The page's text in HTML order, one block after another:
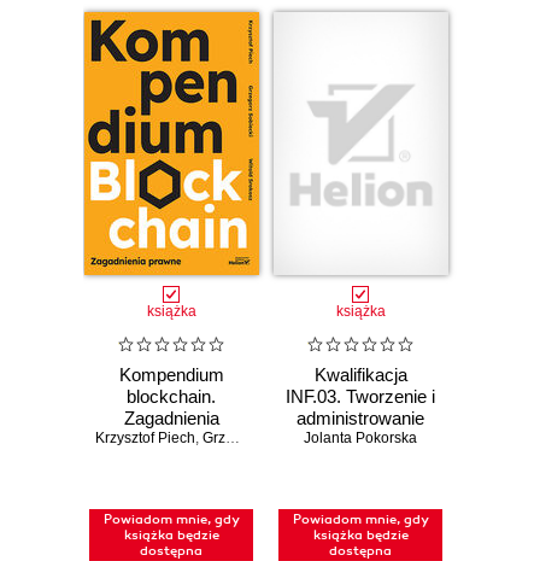
książka
Kompendium
blockchain.
Zagadnienia
prawne
Krzysztof Piech, Grzegorz Sobiecki ,Witold Srokosz
Powiadom mnie, gdy
książka będzie
dostępna
książka
Kwalifikacja
INF.03. Tworzenie i
administrowanie
stronami i
bazami danych.
Część 1.
Projektowanie
Jolanta Pokorska
Powiadom mnie, gdy
książka będzie
dostępna